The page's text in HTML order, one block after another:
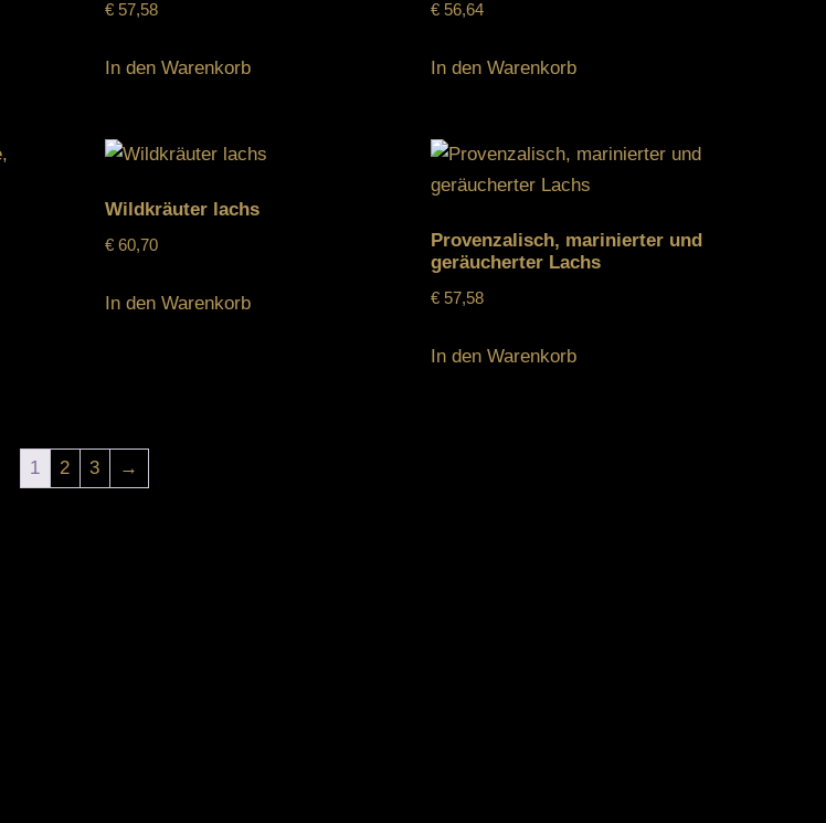
€ 57,58
In den Warenkorb
€ 56,64
In den Warenkorb
Wildkräuter lachs
€ 60,70
In den Warenkorb
Provenzalisch, marinierter und
geräucherter Lachs
€ 57,58
In den Warenkorb
1 2 3 →